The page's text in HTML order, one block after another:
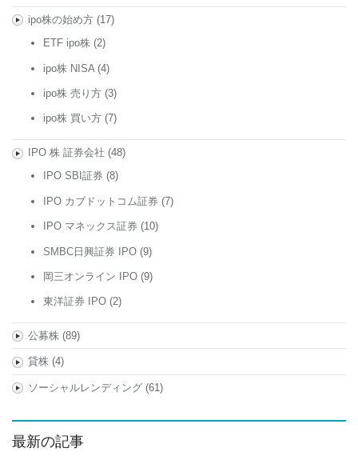
ipo株の始め方(17)
ETF ipo株 (2)
ipo株 NISA (4)
ipo株 売り方 (3)
ipo株 買い方 (7)
IPO 株 証券会社 (48)
IPO SBI証券 (8)
IPO カブドットコム証券 (7)
IPO マネックス証券 (10)
SMBC日興証券 IPO (9)
岡三オンライン IPO (9)
東洋証券 IPO (2)
公募株(89)
貸株(4)
ソーシャルレンディング(61)
最新の記事